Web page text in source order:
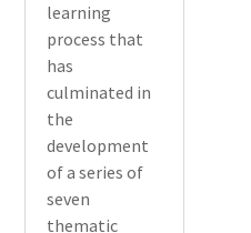
learning
process that
has
culminated in
the
development
of a series of
seven
thematic